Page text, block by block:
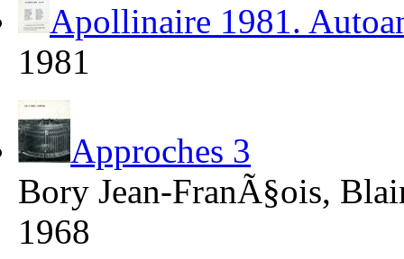
Apollinaire 1981.
1981
Approches 3
Bory Jean-FranÃ§ois,
1968